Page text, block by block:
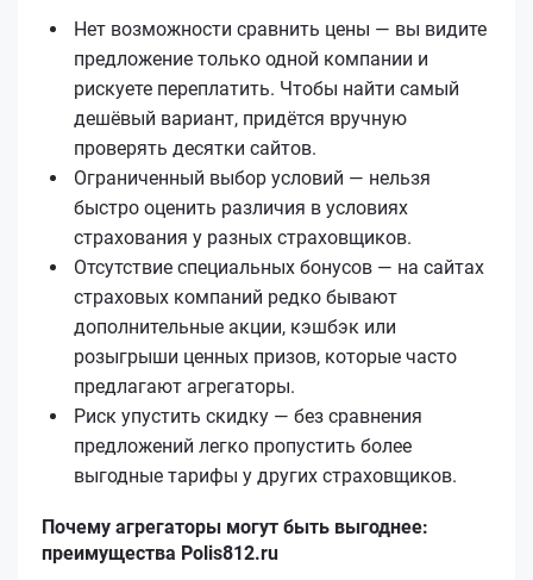
Нет возможности сравнить цены — вы видите
предложение только одной компании и
рискуете переплатить. Чтобы найти самый
дешёвый вариант, придётся вручную
проверять десятки сайтов.
Ограниченный выбор условий — нельзя
быстро оценить различия в условиях
страхования у разных страховщиков.
Отсутствие специальных бонусов — на сайтах
страховых компаний редко бывают
дополнительные акции, кэшбэк или
розыгрыши ценных призов, которые часто
предлагают агрегаторы.
Риск упустить скидку — без сравнения
предложений легко пропустить более
выгодные тарифы у других страховщиков.
Почему агрегаторы могут быть выгоднее:
преимущества Polis812.ru